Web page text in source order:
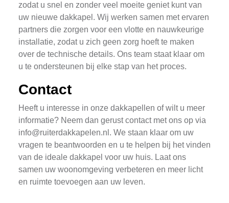
zodat u snel en zonder veel moeite geniet kunt van
uw nieuwe dakkapel. Wij werken samen met ervaren
partners die zorgen voor een vlotte en nauwkeurige
installatie, zodat u zich geen zorg hoeft te maken
over de technische details. Ons team staat klaar om
u te ondersteunen bij elke stap van het proces.
Contact
Heeft u interesse in onze dakkapellen of wilt u meer
informatie? Neem dan gerust contact met ons op via
info@ruiterdakkapelen.nl . We staan klaar om uw
vragen te beantwoorden en u te helpen bij het vinden
van de ideale dakkapel voor uw huis. Laat ons
samen uw woonomgeving verbeteren en meer licht
en ruimte toevoegen aan uw leven.